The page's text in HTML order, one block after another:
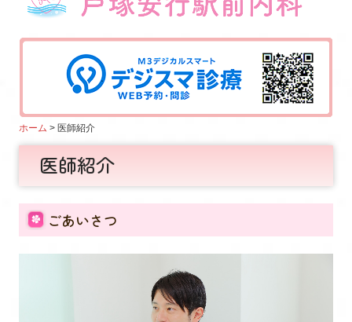
求人情報
自費健診のご案内
動悸・息切れ外来
ホーム 医師紹介
医師紹介
ごあいさつ